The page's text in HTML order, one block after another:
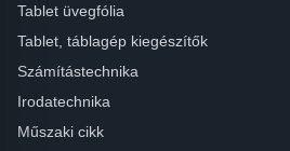
Tablet üvegfólia
Tablet, táblagép kiegészítők
Számítástechnika
Irodatechnika
Műszaki cikk